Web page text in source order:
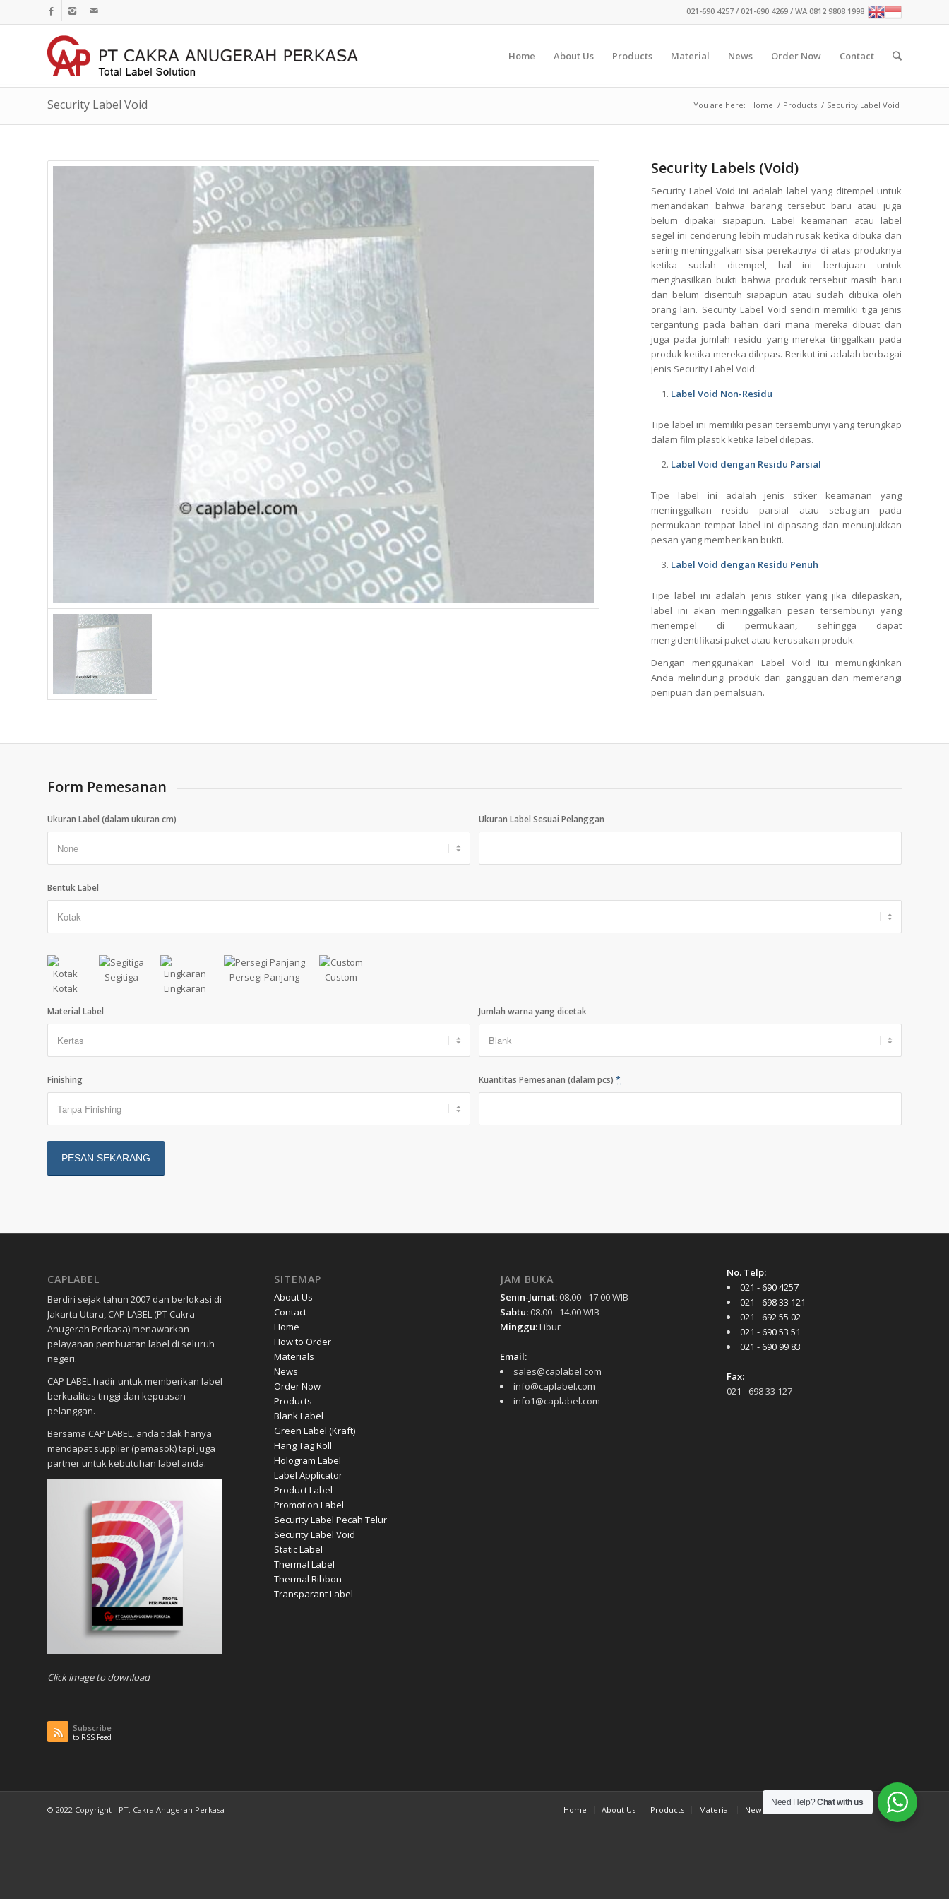
021-690 4257 / 021-690 4269 / WA 0812 9808 1998
Home About Us Products Material News Order Now Contact
Security Label Void You are here: Home / Products / Security Label Void
Security Labels (Void)
Security Label Void ini adalah label yang ditempel untuk
menandakan bahwa barang tersebut baru atau juga
belum dipakai siapapun. Label keamanan atau label
segel ini cenderung lebih mudah rusak ketika dibuka dan
sering meninggalkan sisa perekatnya di atas produknya
ketika sudah ditempel, hal ini bertujuan untuk
menghasilkan bukti bahwa produk tersebut masih baru
dan belum disentuh siapapun atau sudah dibuka oleh
orang lain. Security Label Void sendiri memiliki tiga jenis
tergantung pada bahan dari mana mereka dibuat dan
juga pada jumlah residu yang mereka tinggalkan pada
produk ketika mereka dilepas. Berikut ini adalah berbagai
jenis Security Label Void:
Label Void Non-Residu
Tipe label ini memiliki pesan tersembunyi yang terungkap
dalam film plastik ketika label dilepas.
Label Void dengan Residu Parsial
Tipe label ini adalah jenis stiker keamanan yang
meninggalkan residu parsial atau sebagian pada
permukaan tempat label ini dipasang dan menunjukkan
pesan yang memberikan bukti.
Label Void dengan Residu Penuh
Tipe label ini adalah jenis stiker yang jika dilepaskan,
label ini akan meninggalkan pesan tersembunyi yang
menempel di permukaan, sehingga dapat
mengidentifikasi paket atau kerusakan produk.
Dengan menggunakan Label Void itu memungkinkan
Anda melindungi produk dari gangguan dan memerangi
penipuan dan pemalsuan.
Form Pemesanan
Ukuran Label (dalam ukuran cm) Ukuran Label Sesuai Pelanggan
Bentuk Label
Kotak
Segitiga
Lingkaran
Persegi Panjang Custom
Material Label Jumlah warna yang dicetak
Finishing Kuantitas Pemesanan (dalam pcs)*
CAPLABEL
Berdiri sejak tahun 2007 dan berlokasi di
Jakarta Utara, CAP LABEL (PT Cakra
Anugerah Perkasa) menawarkan
pelayanan pembuatan label di seluruh
negeri.
CAP LABEL hadir untuk memberikan label
berkualitas tinggi dan kepuasan
pelanggan.
Bersama CAP LABEL, anda tidak hanya
mendapat supplier (pemasok) tapi juga
partner untuk kebutuhan label anda.
Click image to download
Subscribe
to RSS Feed
SITEMAP
About Us
Contact
Home
How to Order
Materials
News
Order Now
Products
Blank Label
Green Label (Kraft)
Hang Tag Roll
Hologram Label
Label Applicator
Product Label
Promotion Label
Security Label Pecah Telur
Security Label Void
Static Label
Thermal Label
Thermal Ribbon
Transparant Label
JAM BUKA
Senin-Jumat: 08.00 - 17.00 WIB
Sabtu: 08.00 - 14.00 WIB
Minggu:Libur
Email:
sales@caplabel.com
info@caplabel.com
info1@caplabel.com
No. Telp:
021 - 690 4257
021 - 698 33 121
021 - 692 55 02
021 - 690 53 51
021 - 690 99 83
Fax:
021 - 698 33 127
© 2022 Copyright - PT. Cakra Anugerah Perkasa Home About Us Products Material News Order Now
Need Help?Chat with us